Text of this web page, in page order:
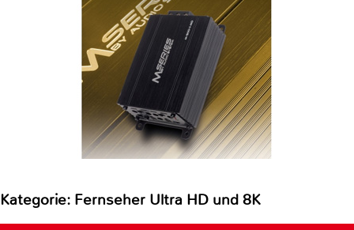
Kategorie: Fernseher Ultra HD und 8K